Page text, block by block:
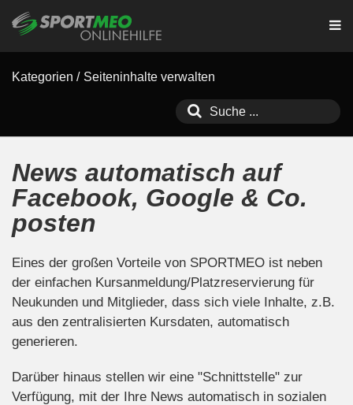
Kategorien / Seiteninhalte verwalten
News automatisch auf
Facebook, Google & Co.
posten
Eines der großen Vorteile von SPORTMEO ist neben
der einfachen Kursanmeldung/Platzreservierung für
Neukunden und Mitglieder, dass sich viele Inhalte, z.B.
aus den zentralisierten Kursdaten, automatisch
generieren.
Darüber hinaus stellen wir eine "Schnittstelle" zur
Verfügung, mit der Ihre News automatisch in sozialen